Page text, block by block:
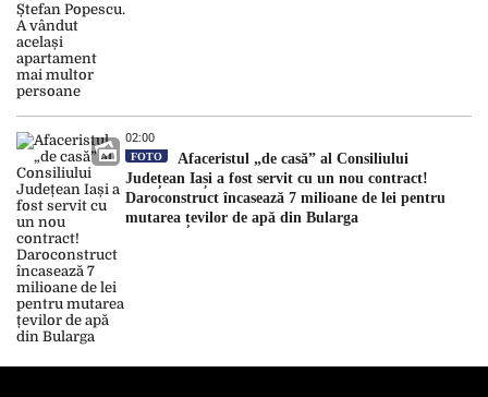
02:00
FOTO
Afaceristul „de casă” al Consiliului
Județean Iași a fost servit cu un nou contract!
Daroconstruct încasează 7 milioane de lei pentru
mutarea țevilor de apă din Bularga